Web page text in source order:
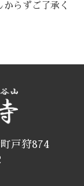
らずご了承く
戸狩874